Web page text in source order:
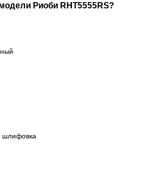
Риоби RHT5555RS?
шлифовка